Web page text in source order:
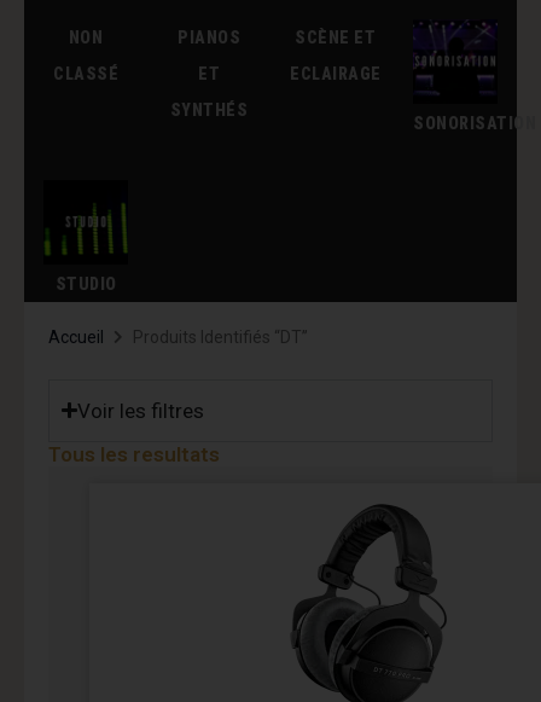
NON
CLASSÉ
PIANOS
ET
SYNTHÉS
SCÈNE ET
ECLAIRAGE
SONORISATION
STUDIO
Accueil Produits Identifiés “DT”
Voir les filtres
Tous les resultats